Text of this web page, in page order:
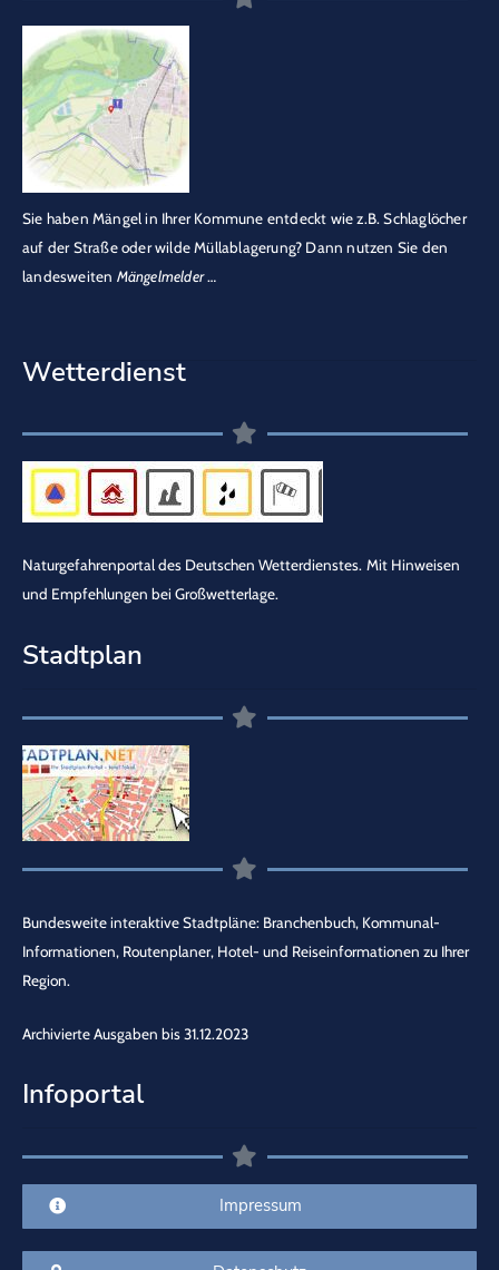
Sie haben Mängel in Ihrer Kommune entdeckt wie z.B. Schlaglöcher
auf der Straße oder wilde Müllablagerung? Dann nutzen Sie den
landesweiten Mängelmelder…
Wetterdienst
Naturgefahrenportal des Deutschen Wetterdienstes. Mit Hinweisen
und Empfehlungen bei Großwetterlage.
Stadtplan
Bundesweite interaktive Stadtpläne: Branchenbuch, Kommunal-
Informationen, Routenplaner, Hotel- und Reiseinformationen zu Ihrer
Region.
Archivierte Ausgaben bis 31.12.2023
Infoportal
Impressum